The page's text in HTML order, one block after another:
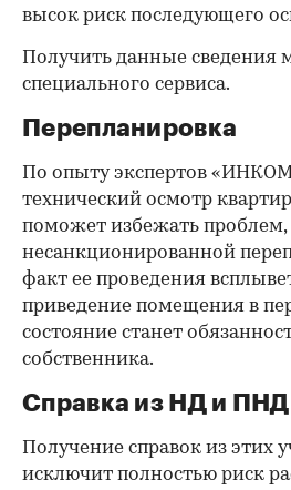
высок риск последующего
Получить данные
специального сервиса.
Перепланировка
По опыту экспертов
технический осмотр
поможет избежать проблем,
несанкционированной
факт ее проведения
приведение помещения в
состояние станет
собственника.
Справка из НД и ПНД
Получение справок из этих
исключит полностью риск